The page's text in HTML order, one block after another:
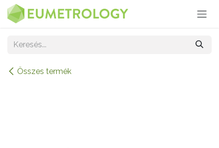
Kihagyás és továbblépés a tartalomhoz
Összes termék